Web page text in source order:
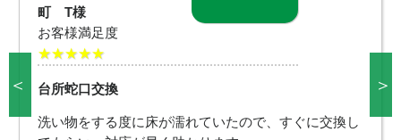
お客様満足度
★★★★★
浴室蛇口交換
ました。
＜ ＞